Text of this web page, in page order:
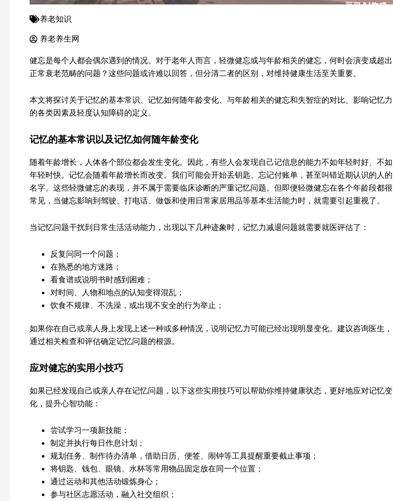
养老知识
养老养生网
健忘是每个人都会偶尔遇到的情况。对于老年人而言，轻微健忘或与年龄相关的健忘，何时会演变成超出
正常衰老范畴的问题？这些问题或许难以回答，但分清二者的区别，对维持健康生活至关重要。
本文将探讨关于记忆的基本常识、记忆如何随年龄变化、与年龄相关的健忘和失智症的对比、影响记忆力
的各类因素及轻度认知障碍的定义。
记忆的基本常识以及记忆如何随年龄变化
随着年龄增长，人体各个部位都会发生变化。因此，有些人会发现自己记信息的能力不如年轻时好、不如
年轻时快。记忆会随着年龄增长而改变。我们可能会开始丢钥匙、忘记付账单，甚至叫错近期认识的人的
名字。这些轻微健忘的表现，并不属于需要临床诊断的严重记忆问题。但即便轻微健忘在各个年龄段都很
常见，当健忘影响到驾驶、打电话、做饭和使用日常家居用品等基本生活能力时，就需要引起重视了。
当记忆问题干扰到日常生活活动能力，出现以下几种迹象时，记忆力减退问题就需要就医评估了：
反复问同一个问题；
在熟悉的地方迷路；
看食谱或说明书时感到困难；
对时间、人物和地点的认知变得混乱；
饮食不规律、不洗澡，或出现不安全的行为举止；
如果你在自己或亲人身上发现上述一种或多种情况，说明记忆力可能已经出现明显变化。建议咨询医生，
通过相关检查和评估确定记忆问题的根源。
应对健忘的实用小技巧
如果已经发现自己或亲人存在记忆问题，以下这些实用技巧可以帮助你维持健康状态，更好地应对记忆变
化，提升心智功能：
尝试学习一项新技能；
制定并执行每日作息计划；
规划任务、制作待办清单，借助日历、便签、闹钟等工具提醒重要截止事项；
将钥匙、钱包、眼镜、水杯等常用物品固定放在同一个位置；
通过运动和其他活动锻炼身心；
参与社区志愿活动，融入社交组织；